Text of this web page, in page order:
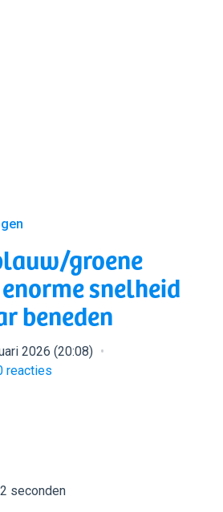
groene
snelheid
beneden
2026 (20:08)
reacties
seconden